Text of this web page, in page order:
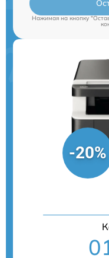
Нажимая на кнопку
-20%